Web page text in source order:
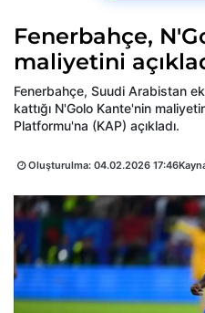
Fenerbahçe,
maliyetini
Fenerbahçe, Suudi Arabistan
kattığı N'Golo Kante'nin
Platformu'na (KAP) açıkladı.
Oluşturulma: 04.02.2026 17:46